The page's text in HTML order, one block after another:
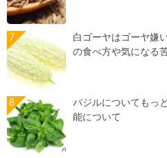
白ゴーヤはゴーヤ嫌
の食べ方や気になる
バジルについてもっ
能について